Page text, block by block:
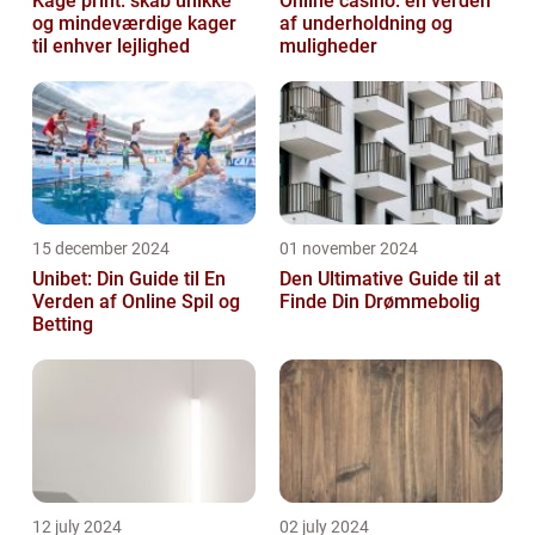
og mindeværdige kager
til enhver lejlighed
af underholdning og
muligheder
15 december 2024
Unibet: Din Guide til En
Verden af Online Spil og
Betting
01 november 2024
Den Ultimative Guide til at
Finde Din Drømmebolig
12 july 2024 02 july 2024